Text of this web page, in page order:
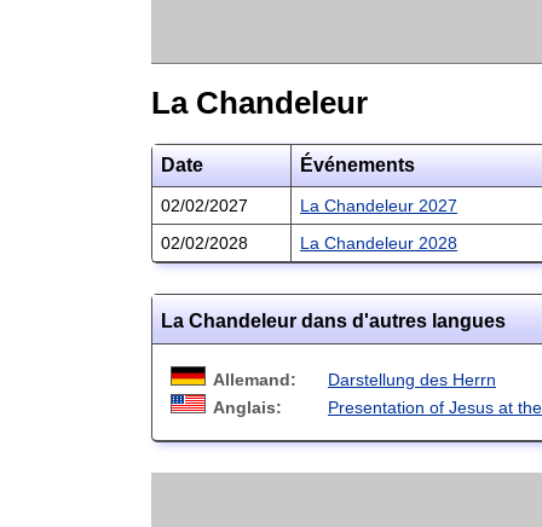
La Chandeleur
Date Événements
02/02/2027
La Chandeleur 2027
02/02/2028
La Chandeleur 2028
La Chandeleur dans d'autres langues
Allemand:
Darstellung des Herrn
Anglais:
Presentation of Jesus at